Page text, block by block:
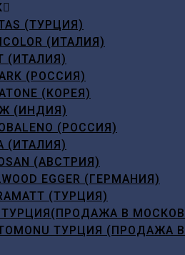
(ТУРЦИЯ)
(ИТАЛИЯ)
(ИТАЛИЯ)
(РОССИЯ)
(КОРЕЯ)
(ИНДИЯ)
(РОССИЯ)
(ИТАЛИЯ)
(АВСТРИЯ)
EGGER (ГЕРМАНИЯ)
(ТУРЦИЯ)
ТУРЦИЯ(ПРОДАЖА В
ТУРЦИЯ